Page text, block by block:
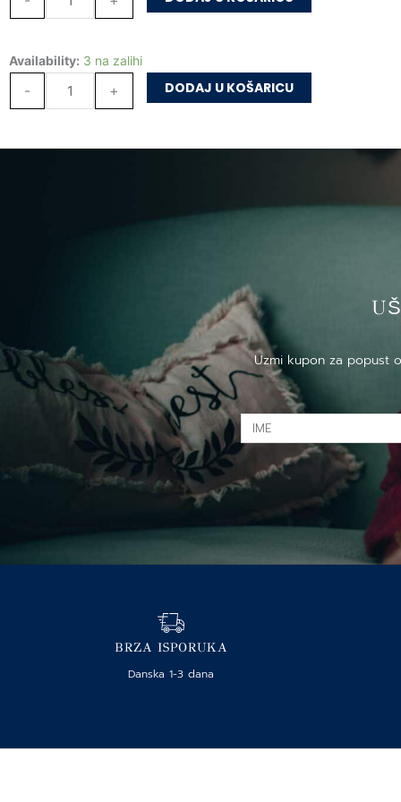
Nika
Availability: 3 na zalihi
-
Vesela
Nika
+ DODAJ U KOŠARICU
Uzmi kupon za popust
IME
BRZA ISPORUKA
Danska 1-3 dana